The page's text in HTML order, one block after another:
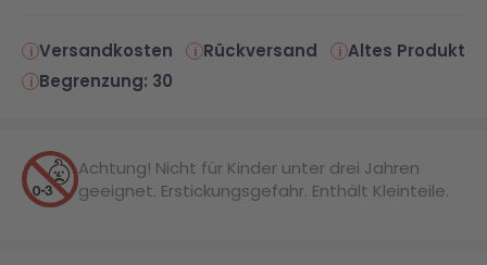
Versandkosten Rückversand
Altes Produkt
Begrenzung: 30
Achtung! Nicht für Kinder unter drei Jahren
geeignet. Erstickungsgefahr. Enthält Kleinteile.